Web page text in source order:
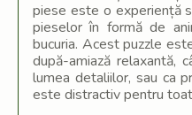
piese este o experiență
pieselor în formă de
bucuria. Acest puzzle
după-amiază relaxantă,
lumea detaliilor, sau ca
este distractiv pentru